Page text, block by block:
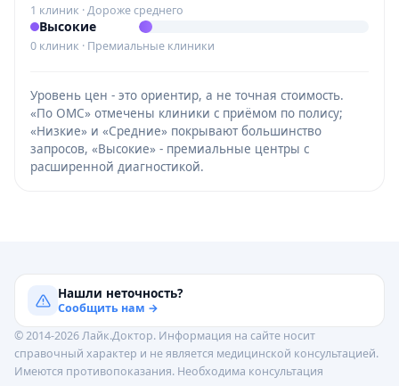
1 клиник · Дороже среднего
Высокие
0 клиник · Премиальные клиники
Уровень цен - это ориентир, а не точная стоимость.
«По ОМС» отмечены клиники с приёмом по полису;
«Низкие» и «Средние» покрывают большинство
запросов, «Высокие» - премиальные центры с
расширенной диагностикой.
Нашли неточность?
Сообщить нам →
© 2014-2026 Лайк.Доктор. Информация на сайте носит
справочный характер и не является медицинской консультацией.
Имеются противопоказания. Необходима консультация